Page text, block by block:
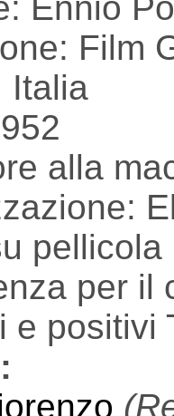
Film
Italia
alla
per il
e positivi